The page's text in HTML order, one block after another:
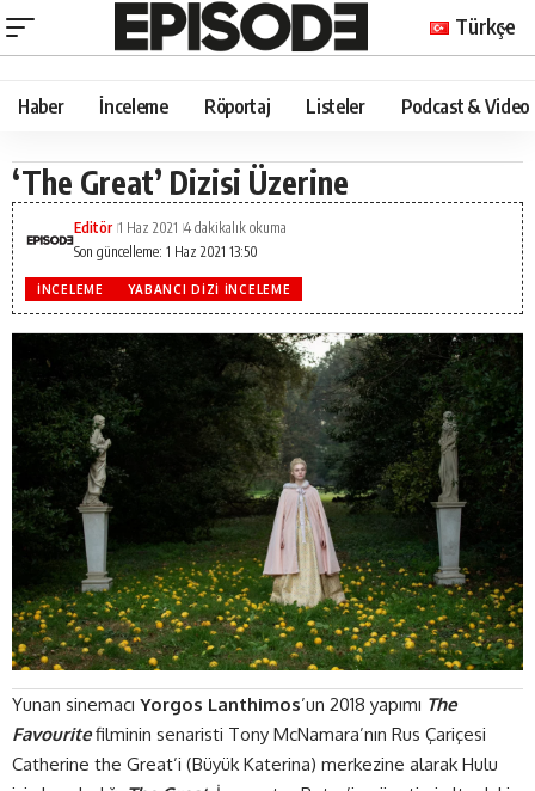
Türkçe
Haber İnceleme Röportaj Listeler Podcast & Video
‘The Great’ Dizisi Üzerine
Son güncelleme: 1 Haz 2021 13:50
Editör 1 Haz 2021 4 dakikalık okuma
İNCELEME YABANCI DIZI İNCELEME
Yunan sinemacı Yorgos Lanthimos’un 2018 yapımı The
Favouritefilminin senaristi Tony McNamara’nın Rus Çariçesi
Catherine the Great’i (Büyük Katerina) merkezine alarak Hulu